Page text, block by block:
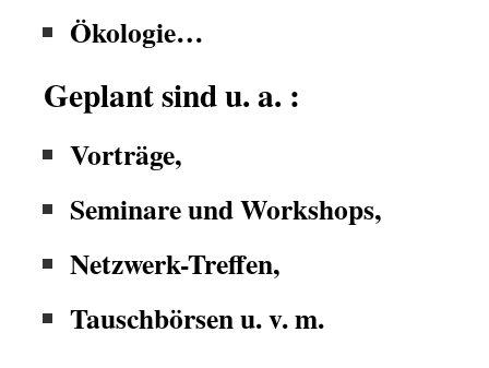
Ökologie…
Geplant sind u. a. :
Vorträge,
Seminare und Workshops,
Netzwerk-Treffen,
Tauschbörsen u. v. m.